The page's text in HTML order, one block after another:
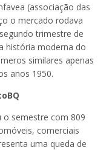
(associação das
o mercado rodava
trimestre de
história moderna do
similares apenas
anos 1950.
semestre com 809
comerciais
uma queda de